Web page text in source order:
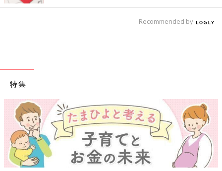
Recommended by
特集